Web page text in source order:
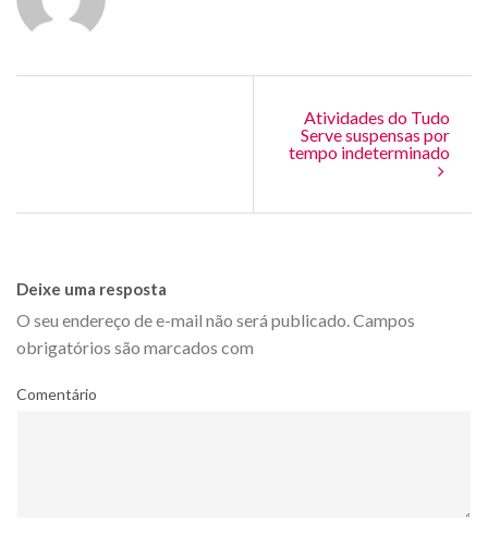
Atividades do Tudo
Serve suspensas por
tempo indeterminado
Deixe uma resposta
O seu endereço de e-mail não será publicado.Campos
obrigatórios são marcados com
Comentário